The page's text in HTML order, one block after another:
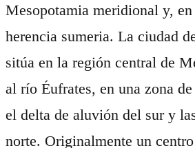
Mesopotamia meridional y,
herencia sumeria. La ciudad
sitúa en la región central de
al río Éufrates, en una zona
el delta de aluvión del sur y
norte. Originalmente un